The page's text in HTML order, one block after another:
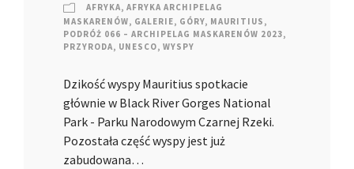
AFRYKA, AFRYKA ARCHIPELAG
MASKARENÓW, GALERIE, GÓRY, MAURITIUS ,
PODRÓŻ 066 – ARCHIPELAG MASKARENÓW 2023,
PRZYRODA, UNESCO, WYSPY
Dzikość wyspy Mauritius spotkacie
głównie w Black River Gorges National
Park - Parku Narodowym Czarnej Rzeki.
Pozostała część wyspy jest już
zabudowana…